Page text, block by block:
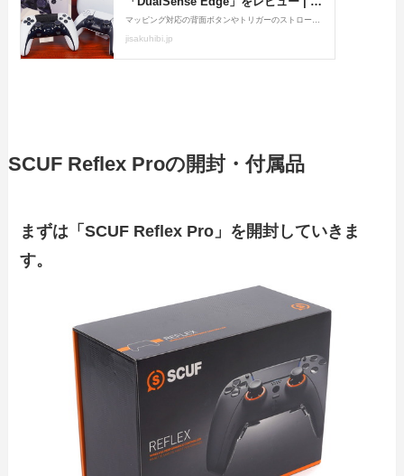
SCUF Reflex Proの開封・付属品
まずは「SCUF Reflex Pro」を開封していきま
す。